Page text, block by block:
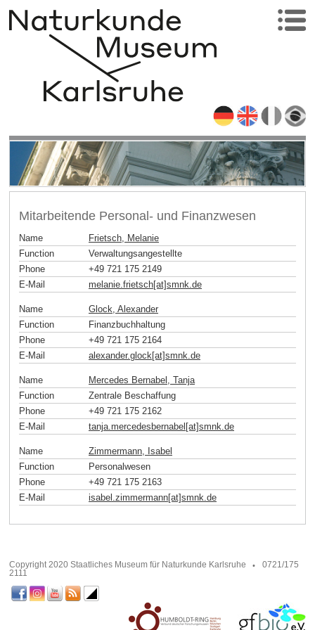
Mitarbeitende Personal- und Finanzwesen
Name
Frietsch, Melanie
Function
Verwaltungsangestellte
Phone
+49 721 175 2149
E-Mail
melanie.frietsch[at]smnk.de
Name
Glock, Alexander
Function
Finanzbuchhaltung
Phone
+49 721 175 2164
E-Mail
alexander.glock[at]smnk.de
Name
Mercedes Bernabel, Tanja
Function
Zentrale Beschaffung
Phone
+49 721 175 2162
E-Mail
tanja.mercedesbernabel[at]smnk.de
Name
Zimmermann, Isabel
Function
Personalwesen
Phone
+49 721 175 2163
E-Mail
isabel.zimmermann[at]smnk de
Copyright 2020 Staatliches Museum für Naturkunde Karlsruhe
0721/175
2111